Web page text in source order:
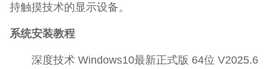
持触摸技术的显示设备。
系统安装教程
深度技术 Windows10最新正式版 64位 V2025.6